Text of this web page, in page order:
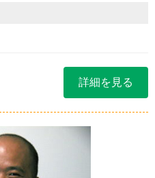
詳細を見る